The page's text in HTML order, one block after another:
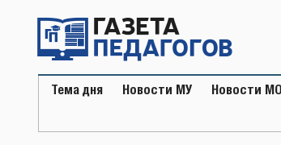
содержимому
Тема дня Новости МУ Новости МО